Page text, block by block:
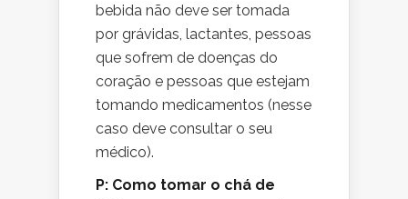
bebida não deve ser tomada
por grávidas, lactantes, pessoas
que sofrem de doenças do
coração e pessoas que estejam
tomando medicamentos (nesse
caso deve consultar o seu
médico).
P: Como tomar o chá de